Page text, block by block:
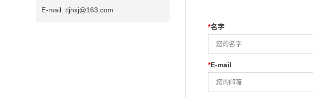
E-mail: tljhxj@163.com
*名字
*E-mail